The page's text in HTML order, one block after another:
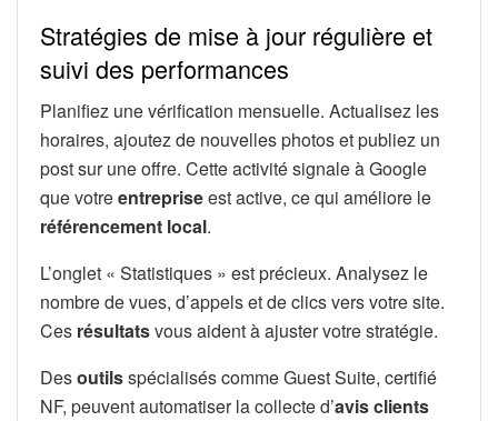
Stratégies de mise à jour régulière et
suivi des performances
Planifiez une vérification mensuelle. Actualisez les
horaires, ajoutez de nouvelles photos et publiez un
post sur une offre. Cette activité signale à Google
que votreentrepriseest active, ce qui améliore le
référencement local.
L’onglet « Statistiques » est précieux. Analysez le
nombre de vues, d’appels et de clics vers votre site.
Ces résultatsvous aident à ajuster votre stratégie.
Desoutilsspécialisés comme Guest Suite, certifié
NF, peuvent automatiser la collecte d’avis clients